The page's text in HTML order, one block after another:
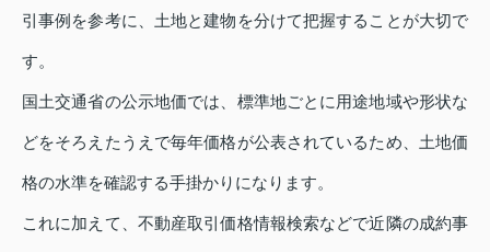
引事例を参考に、土地と建物を分けて把握することが大切で
す。
国土交通省の公示地価では、標準地ごとに用途地域や形状な
どをそろえたうえで毎年価格が公表されているため、土地価
格の水準を確認する手掛かりになります。
これに加えて、不動産取引価格情報検索などで近隣の成約事